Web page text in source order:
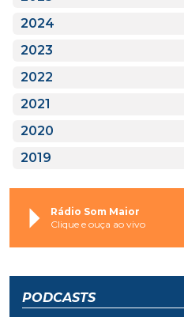
2024
2023
2022
2021
2020
2019
Rádio Som Maior
Clique e ouça ao vivo
PODCASTS